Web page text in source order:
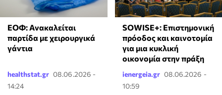
ΕΟΦ: Ανακαλείται
παρτίδα με χειρουργικά
γάντια
healthstat.gr 08.06.2026 -
14:24
SOWISE+: Επιστημονική
πρόοδος και καινοτομία
για μια κυκλική
οικονομία στην πράξη
ienergeia.gr 08.06.2026 -
10:59